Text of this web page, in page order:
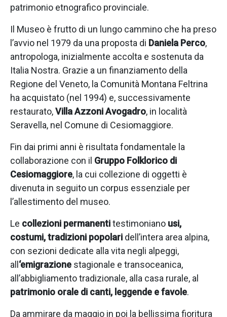
patrimonio etnografico provinciale.
Il Museo è frutto di un lungo cammino che ha preso
l’avvio nel 1979 da una proposta di Daniela Perco,
antropologa, inizialmente accolta e sostenuta da
Italia Nostra. Grazie a un finanziamento della
Regione del Veneto, la Comunità Montana Feltrina
ha acquistato (nel 1994) e, successivamente
restaurato,Villa Azzoni Avogadro, in località
Seravella, nel Comune di Cesiomaggiore.
Fin dai primi anni è risultata fondamentale la
collaborazione con il Gruppo Folklorico di
Cesiomaggiore, la cui collezione di oggetti è
divenuta in seguito un corpus essenziale per
l’allestimento del museo.
Le collezioni permanentitestimoniano usi,
costumi, tradizioni popolari dell’intera area alpina,
con sezioni dedicate alla vita negli alpeggi,
all ‘emigrazione stagionale e transoceanica,
all’abbigliamento tradizionale, alla casa rurale, al
patrimonio orale di canti, leggende e favole.
Da ammirare da maggio in poi la bellissima fioritura